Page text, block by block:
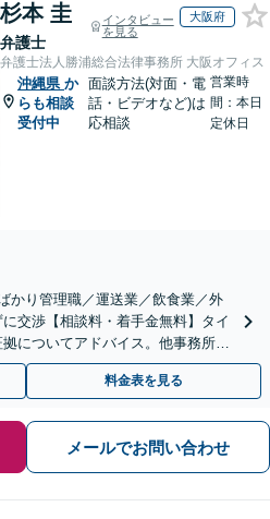
杉本 圭
弁護士
インタビュー
を見る
大阪府
弁護士法人勝浦総合法律事務所 大阪オフィス
沖縄県 か
らも相談
受付中
面談方法(対面・電
話・ビデオなど)は
応相談
営業時
間：本日
定休日
かり管理職／運送業／飲食業／外
交渉【相談料・着手金無料】タイ
についてアドバイス。他事務所で
たの権利を守ります！
料金表を見る
メールでお問い合わせ